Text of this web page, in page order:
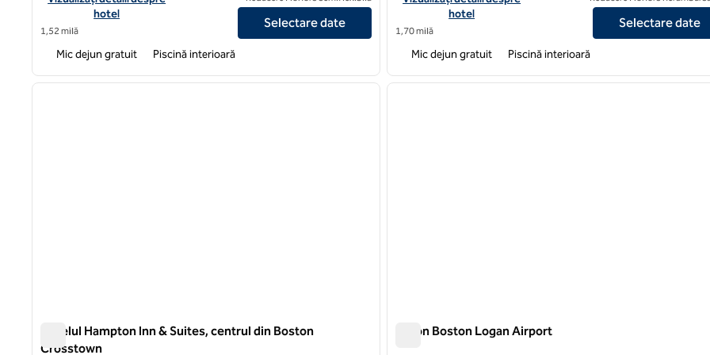
hotel
1,52 milă
Selectare date
Mic dejun gratuit Piscină interioară
hotel
1,70 milă
Selectare date
Mic dejun gratuit Piscină interioară
1 din 12
imaginea următoare
Hotelul Hampton Inn & Suites, centrul din Boston
Crosstown
1 din 12
Hilton Boston Logan Airport